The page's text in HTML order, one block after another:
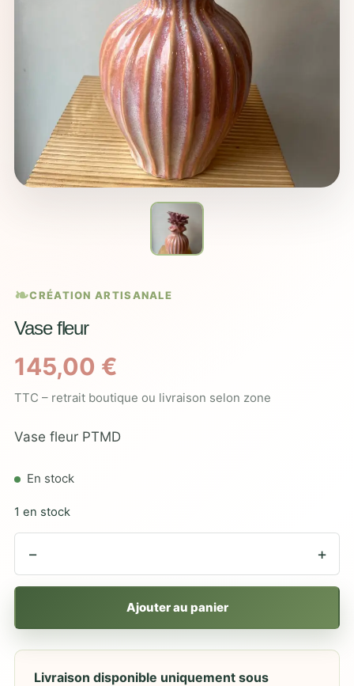
CRÉATION ARTISANALE
Vase fleur
145,00 €
TTC – retrait boutique ou livraison selon zone
Vase fleur PTMD
En stock
1 en stock
− +
Ajouter au panier
Livraison disponible uniquement sous